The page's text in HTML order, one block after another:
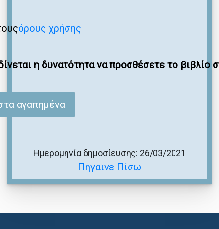
όρους χρήσης
η δυνατότητα να προσθέσετε το βιβλίο
αγαπημένα
Πήγαινε Πίσω
Ημερομηνία δημοσίευσης: 26/03/2021